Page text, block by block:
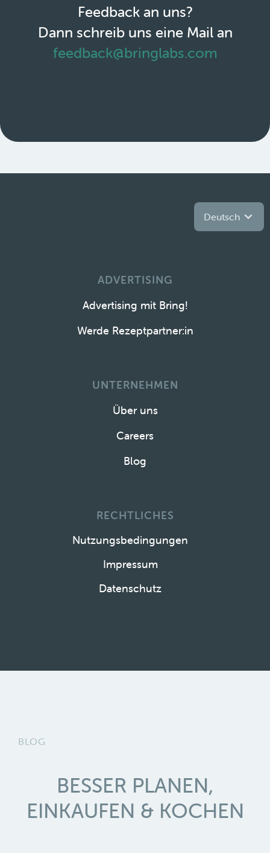
Feedback an uns?
Dann schreib uns eine Mail an
feedback@bringlabs.com
Deutsch
ADVERTISING
Advertising mit Bring!
Werde Rezeptpartner:in
UNTERNEHMEN
Über uns
Careers
Blog
RECHTLICHES
Nutzungsbedingungen
Impressum
Datenschutz
BLOG
BESSER PLANEN,
EINKAUFEN & KOCHEN